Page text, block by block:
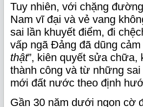
Tuy nhiên, với chặng
Nam vĩ đại và vẻ vang
sai lần khuyết điểm, đi
vấp ngã Đảng đã dũng cảm
thật”, kiên quyết sửa
thành công và từ những
mới đất nước theo định
Gần 30 năm dưới ngọn cờ